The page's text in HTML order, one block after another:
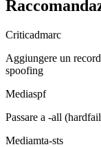
Criticadmarc
Aggiungere un
spoofing
Mediaspf
Passare a -all
Mediamta-sts